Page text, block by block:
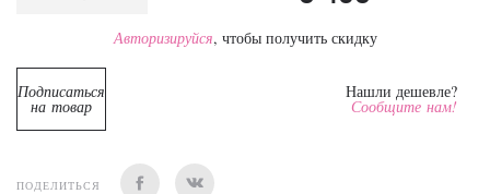
Авторизируйся, чтобы получить скидку
Подписаться
на товар
Нашли дешевле?
Сообщите нам!
ПОДЕЛИТЬСЯ